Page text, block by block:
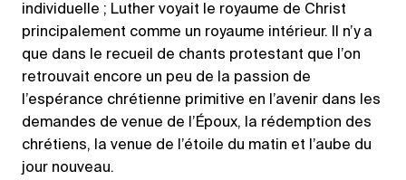
individuelle ; Luther voyait le royaume de Christ
principalement comme un royaume intérieur. Il n’y a
que dans le recueil de chants protestant que l’on
retrouvait encore un peu de la passion de
l’espérance chrétienne primitive en l’avenir dans les
demandes de venue de l’Époux, la rédemption des
chrétiens, la venue de l’étoile du matin et l’aube du
jour nouveau.